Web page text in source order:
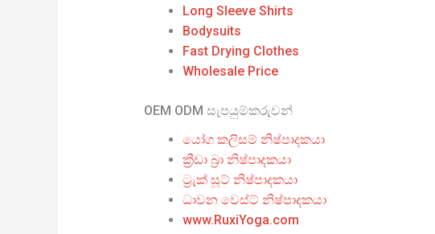
Long Sleeve Shirts
Bodysuits
Fast Drying Clothes
Wholesale Price
OEM ODM සැපයුම්කරුවන්
යෝග කලිසම් නිෂ්පාදකයා
ක්‍රීඩා බ්‍රා නිෂ්පාදකයා
ට්‍රැක් සූට් නිෂ්පාදකයා
ධාවන වෙස්ට් නිෂ්පාදකයා
www.RuxiYoga.com